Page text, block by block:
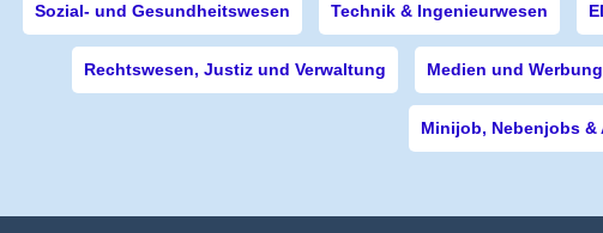
Sozial- und Gesundheitswesen Technik & Ingenieurwesen
Rechtswesen, Justiz und Verwaltung Medien und Werbung
Minijob, Nebenjobs &